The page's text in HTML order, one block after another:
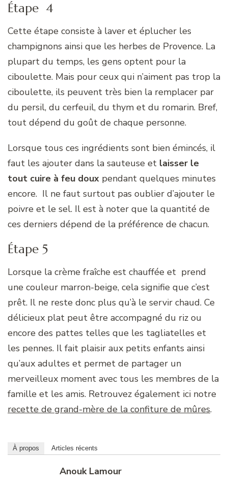
Étape 4
Cette étape consiste à laver et éplucher les
champignons ainsi que les herbes de Provence. La
plupart du temps, les gens optent pour la
ciboulette. Mais pour ceux qui n’aiment pas trop la
ciboulette, ils peuvent très bien la remplacer par
du persil, du cerfeuil, du thym et du romarin. Bref,
tout dépend du goût de chaque personne.
Lorsque tous ces ingrédients sont bien émincés, il
faut les ajouter dans la sauteuse et laisser le
tout cuire à feu doux pendant quelques minutes
encore. Il ne faut surtout pas oublier d’ajouter le
poivre et le sel. Il est à noter que la quantité de
ces derniers dépend de la préférence de chacun.
Étape 5
Lorsque la crème fraîche est chauffée et prend
une couleur marron-beige, cela signifie que c’est
prêt. Il ne reste donc plus qu’à le servir chaud. Ce
délicieux plat peut être accompagné du riz ou
encore des pattes telles que les tagliatelles et
les pennes. Il fait plaisir aux petits enfants ainsi
qu’aux adultes et permet de partager un
merveilleux moment avec tous les membres de la
famille et les amis. Retrouvez également ici notre
recette de grand-mère de la confiture de mûres.
À propos Articles récents
Anouk Lamour